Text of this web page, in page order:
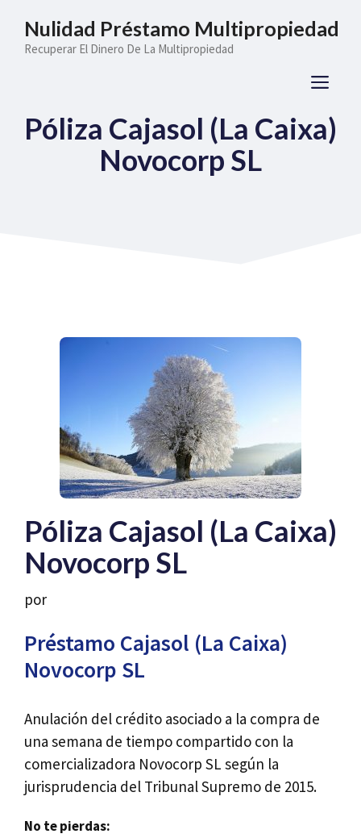
contenido
Nulidad Préstamo Multipropiedad
Recuperar El Dinero De La Multipropiedad
Póliza Cajasol (La Caixa)
Novocorp SL
Póliza Cajasol (La Caixa)
Novocorp SL
por
Préstamo Cajasol (La Caixa)
Novocorp SL
Anulación del crédito asociado a la compra de
una semana de tiempo compartido con la
comercializadora Novocorp SL según la
jurisprudencia del Tribunal Supremo de 2015.
No te pierdas: